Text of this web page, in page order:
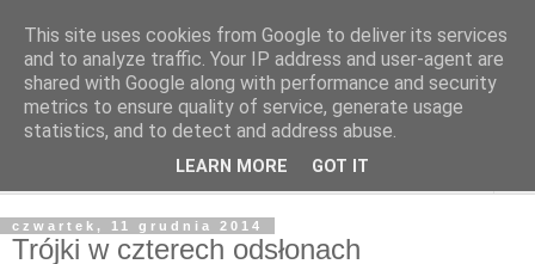
Odcienie Tarota
Tarot. Duchowość. Astrologia. Medytacja.
czwartek, 11 grudnia 2014
Trójki w czterech odsłonach
This site uses cookies from Google to deliver its services
and to analyze traffic. Your IP address and user-agent are
shared with Google along with performance and security
metrics to ensure quality of service, generate usage
statistics, and to detect and address abuse.
LEARN MORE GOT IT